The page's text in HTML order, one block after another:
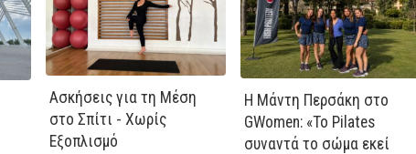
Ασκήσεις για τη Μέση
στο Σπίτι - Χωρίς
Εξοπλισμό
Η Μάντη Περσάκη στο
GWomen: «Το Pilates
συναντά το σώμα εκεί